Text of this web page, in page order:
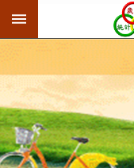
跳到主要內容區塊